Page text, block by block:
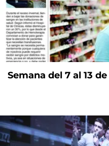
Semana del 7 al 13